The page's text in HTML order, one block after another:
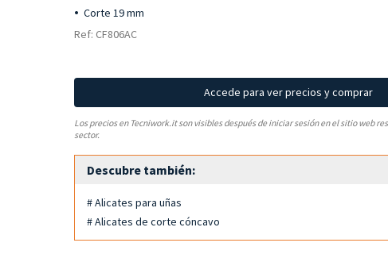
Corte 19 mm
Ref: CF806AC
Accede para ver precios y comprar
Los precios en Tecniwork.it son visibles después de iniciar sesión en el sitio web
sector.
Descubre también:
# Alicates para uñas
# Alicates de corte cóncavo